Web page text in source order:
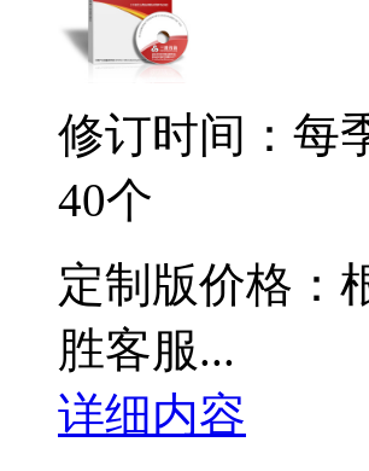
修订时间：每
40个
定制版价格：
胜客服...
详细内容